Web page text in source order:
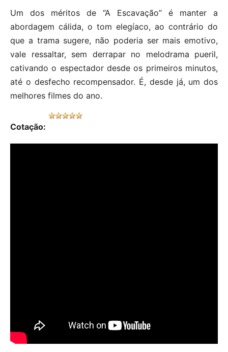
Um dos méritos de “A Escavação” é manter a
abordagem cálida, o tom elegíaco, ao contrário do
que a trama sugere, não poderia ser mais emotivo,
vale ressaltar, sem derrapar no melodrama pueril,
cativando o espectador desde os primeiros minutos,
até o desfecho recompensador. É, desde já, um dos
melhores filmes do ano.
Cotação: